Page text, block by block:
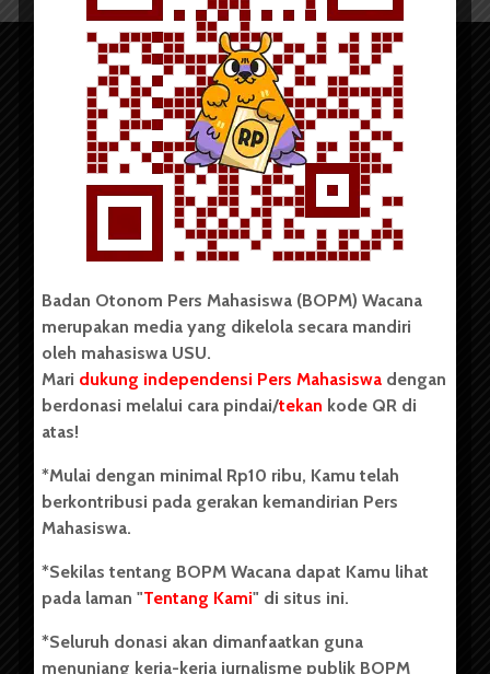
Copyright © 2023. All rights reserved BOPM WACANA.
Badan Otonom Pers Mahasiswa (BOPM) Wacana merupakan
pers mahasiswa yang berdiri di luar kampus dan dikelola
secara mandiri oleh mahasiswa Universitas Sumatera Utara
(USU). Sebelumnya BOPM Wacana merupakan salah satu
Unit Kegiatan Mahasiswa (UKM) di Universitas Sumatera
berdiri pada 1 Juli 1995.
Kontribusi
Info Iklan
Badan Otonom Pers Mahasiswa (BOPM) Wacana
merupakan media yang dikelola secara mandiri
oleh mahasiswa USU.
Mari dukung independensi Pers Mahasiswa dengan
berdonasi melalui cara pindai/tekan kode QR di
atas!
*Mulai dengan minimal Rp10 ribu, Kamu telah
berkontribusi pada gerakan kemandirian Pers
Mahasiswa.
*Sekilas tentang BOPM Wacana dapat Kamu lihat
pada laman "Tentang Kami" di situs ini.
*Seluruh donasi akan dimanfaatkan guna
menunjang kerja-kerja jurnalisme publik BOPM